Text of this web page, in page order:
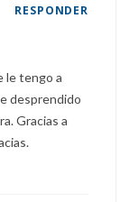
RESPONDER
le tengo a
desprendido
Gracias a